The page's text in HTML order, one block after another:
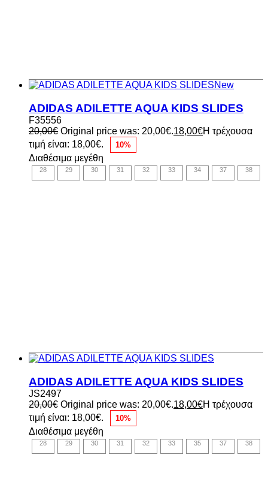
New
ADIDAS ADILETTE AQUA KIDS SLIDES
F35556
20,00€ Original price was: 20,00€.18,00€Η τρέχουσα
τιμή είναι: 18,00€.
10%
Διαθέσιμα μεγέθη
28 29 30 31 32 33 34 37 38
ADIDAS ADILETTE AQUA KIDS SLIDES
JS2497
20,00€ Original price was: 20,00€.18,00€Η τρέχουσα
τιμή είναι: 18,00€.
10%
Διαθέσιμα μεγέθη
28 29 30 31 32 33 35 37 38